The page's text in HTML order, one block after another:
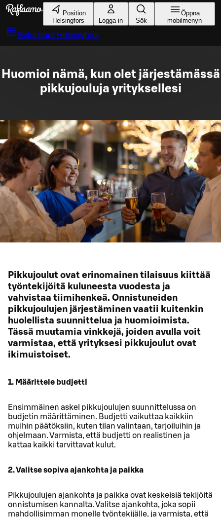
Gå till huvudinnehållet
Position
Helsingfors
Logga in Sök
Öppna
mobilmenyn
Boka bord Helsingfors
Huomioi nämä, kun olet järjestämässä
pikkujouluja yrityksellesi
Pikkujoulut ovat erinomainen tilaisuus kiittää
työntekijöitä kuluneesta vuodesta ja
vahvistaa tiimihenkeä. Onnistuneiden
pikkujoulujen järjestäminen vaatii kuitenkin
huolellista suunnittelua ja huomioimista.
Tässä muutamia vinkkejä, joiden avulla voit
varmistaa, että yrityksesi pikkujoulut ovat
ikimuistoiset.
1. Määrittele budjetti
Ensimmäinen askel pikkujoulujen suunnittelussa on
budjetin määrittäminen. Budjetti vaikuttaa kaikkiin
muihin päätöksiin, kuten tilan valintaan, tarjoiluihin ja
ohjelmaan. Varmista, että budjetti on realistinen ja
kattaa kaikki tarvittavat kulut.
2. Valitse sopiva ajankohta ja paikka
Pikkujoulujen ajankohta ja paikka ovat keskeisiä tekijöitä
onnistumisen kannalta. Valitse ajankohta, joka sopii
mahdollisimman monelle työntekijälle, ja varmista, että